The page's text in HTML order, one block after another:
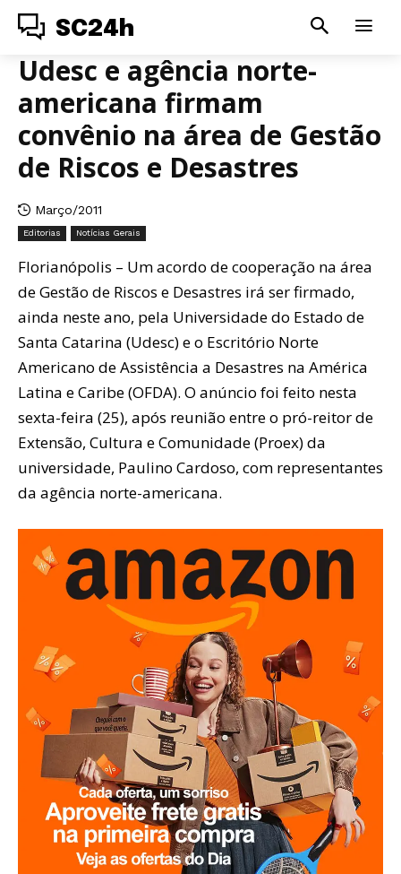
SC24h
Udesc e agência norte-
americana firmam
convênio na área de Gestão
de Riscos e Desastres
Março/2011
Editorias Notícias Gerais
Florianópolis – Um acordo de cooperação na área
de Gestão de Riscos e Desastres irá ser firmado,
ainda neste ano, pela Universidade do Estado de
Santa Catarina (Udesc) e o Escritório Norte
Americano de Assistência a Desastres na América
Latina e Caribe (OFDA). O anúncio foi feito nesta
sexta-feira (25), após reunião entre o pró-reitor de
Extensão, Cultura e Comunidade (Proex) da
universidade, Paulino Cardoso, com representantes
da agência norte-americana.